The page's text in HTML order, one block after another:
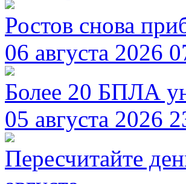
Ростов снова
06 августа 2026
Более 20 БПЛА
05 августа 2026
Пересчитайте